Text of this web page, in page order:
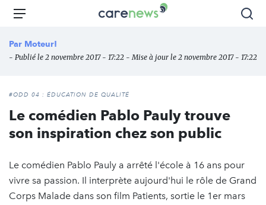
Aller
principal
Carenews,
des
l'engagement
Menu
Par Moteur!
- Publié le 2 novembre 2017 - 17:22 - Mise à jour le 2 novembre 2017 - 17:22
#ODD 04 : ÉDUCATION DE QUALITÉ
Le comédien Pablo Pauly trouve
son inspiration chez son public
Le comédien Pablo Pauly a arrêté l'école à 16 ans pour
vivre sa passion. Il interprète aujourd'hui le rôle de Grand
Corps Malade dans son film Patients, sortie le 1er mars